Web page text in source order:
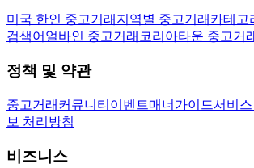
미국 한인 중고거래 지역별 중고거래 카테고
검색어 얼바인 중고거래 코리아타운 중고거
정책 및 약관
중고거래 커뮤니티 이벤트매너가이드서비
보 처리방침
비즈니스